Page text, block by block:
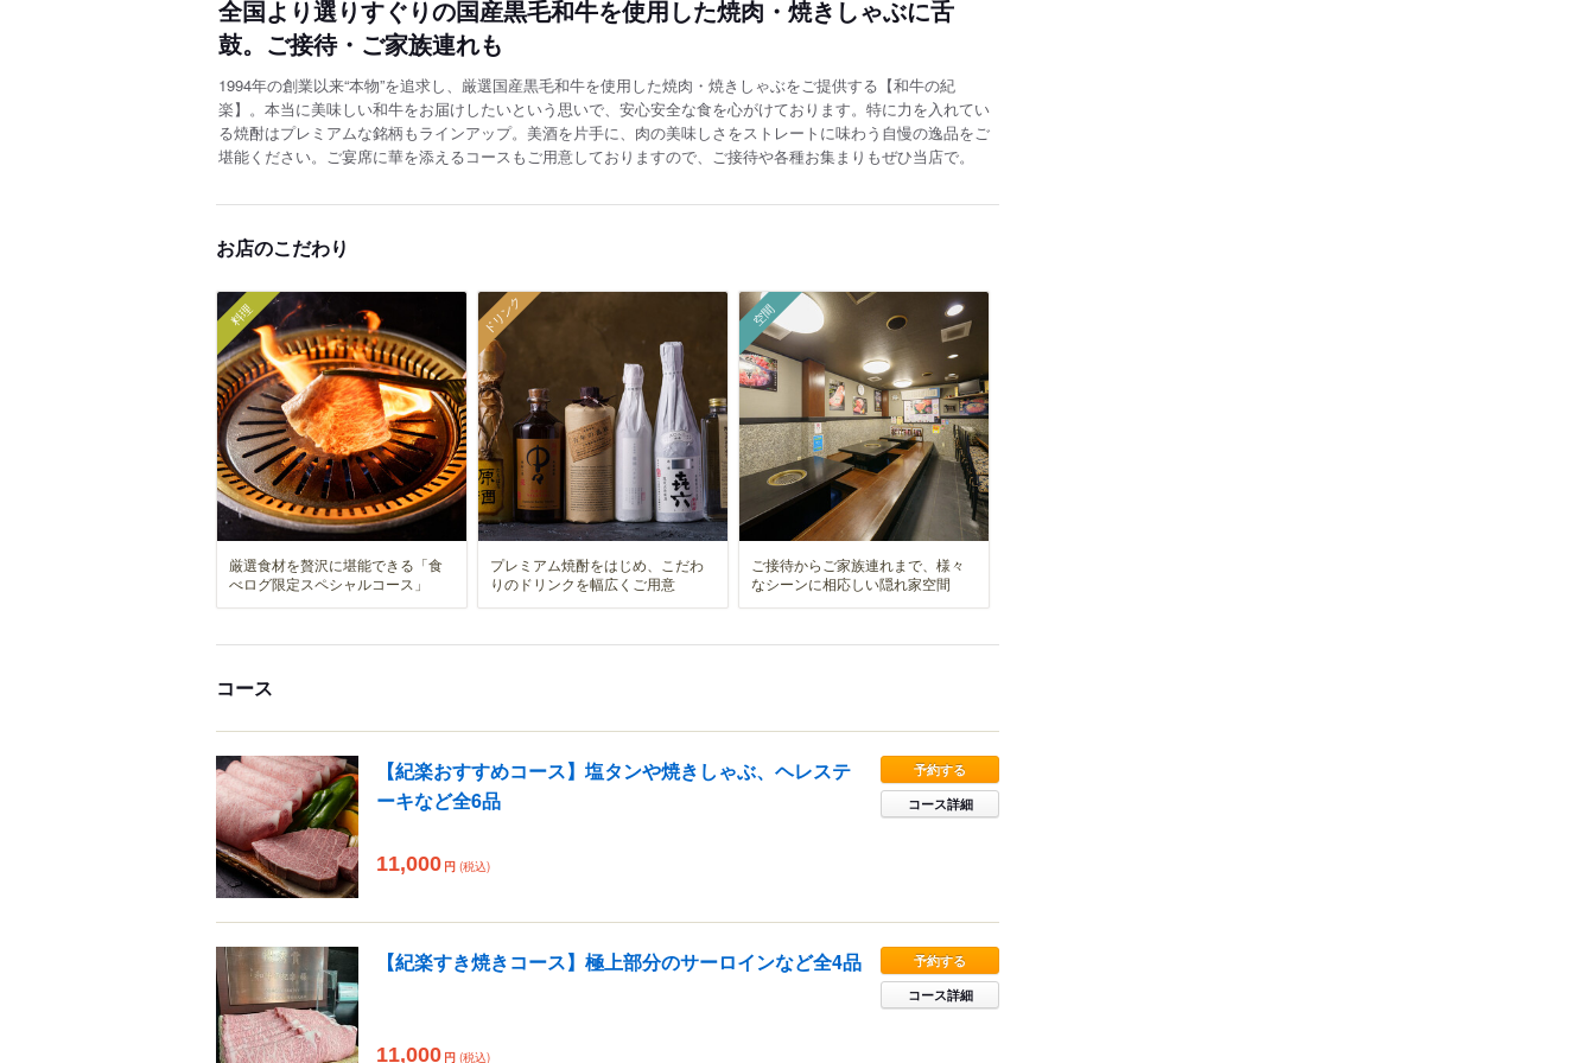
全国より選りすぐりの国産黒毛和牛を使用した焼肉・焼きしゃぶに舌
鼓。ご接待・ご家族連れも
1994年の創業以来“本物”を追求し、厳選国産黒毛和牛を使用した焼肉・焼きしゃぶをご提供する【和牛の紀
楽】。本当に美味しい和牛をお届けしたいという思いで、安心安全な食を心がけております。特に力を入れてい
る焼酎はプレミアムな銘柄もラインアップ。美酒を片手に、肉の美味しさをストレートに味わう自慢の逸品をご
堪能ください。ご宴席に華を添えるコースもご用意しておりますので、ご接待や各種お集まりもぜひ当店で。
お店のこだわり
料理
厳選食材を贅沢に堪能できる「食
べログ限定スペシャルコース」
ドリンク
プレミアム焼酎をはじめ、こだわ
りのドリンクを幅広くご用意
空間
ご接待からご家族連れまで、様々
なシーンに相応しい隠れ家空間
コース
【紀楽おすすめコース】塩タンや焼きしゃぶ、ヘレステ
ーキなど全6品
予約する
コース詳細
11,000 円 (税込)
【紀楽すき焼きコース】極上部分のサーロインなど全4品
予約する
コース詳細
11,000 円 (税込)